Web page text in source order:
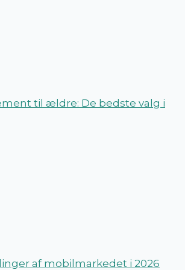
til ældre: De bedste valg i
af mobilmarkedet i 2026